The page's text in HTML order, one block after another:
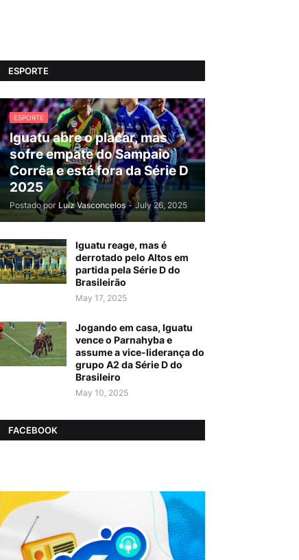
ESPORTE
ESPORTE
Iguatu abre o placar, mas
sofre empate do Sampaio
Corrêa e está fora da Série D
2025
Postado por Luiz Vasconcelos - July 26, 2025
Iguatu reage, mas é
derrotado pelo Altos em
partida pela Série D do
Brasileirão
May 17, 2025
Jogando em casa, Iguatu
vence o Parnahyba e
assume a vice-liderança do
grupo A2 da Série D do
Brasileiro
May 10, 2025
FACEBOOK